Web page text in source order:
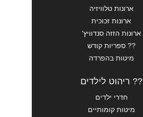
ארונות טלוויזיה
ארונות זכוכית
ארונות הזזה סנדוויץ'
?? ספריות קודש
מיטות בהפרדה
?? ריהוט לילדים
חדרי ילדים
מיטות קומותיים